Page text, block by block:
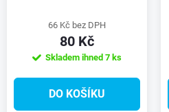
66 Kč bez DPH
80 Kč
Skladem ihned 7 ks
DO KOŠÍKU